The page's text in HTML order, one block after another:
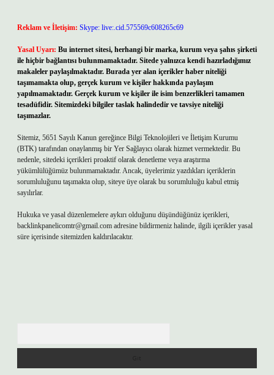
Reklam ve İletişim: Skype: live:.cid.575569c608265c69
Yasal Uyarı: Bu internet sitesi, herhangi bir marka, kurum veya şahıs şirketi
ile hiçbir bağlantısı bulunmamaktadır. Sitede yalnızca kendi hazırladığımız
makaleler paylaşılmaktadır. Burada yer alan içerikler haber niteliği
taşımamakta olup, gerçek kurum ve kişiler hakkında paylaşım
yapılmamaktadır. Gerçek kurum ve kişiler ile isim benzerlikleri tamamen
tesadüfidir. Sitemizdeki bilgiler taslak halindedir ve tavsiye niteliği
taşımazlar.
Sitemiz, 5651 Sayılı Kanun gereğince Bilgi Teknolojileri ve İletişim Kurumu
(BTK) tarafından onaylanmış bir Yer Sağlayıcı olarak hizmet vermektedir. Bu
nedenle, sitedeki içerikleri proaktif olarak denetleme veya araştırma
yükümlülüğümüz bulunmamaktadır. Ancak, üyelerimiz yazdıkları içeriklerin
sorumluluğunu taşımakta olup, siteye üye olarak bu sorumluluğu kabul etmiş
sayılırlar.
Hukuka ve yasal düzenlemelere aykırı olduğunu düşündüğünüz içerikleri,
backlinkpanelicomtr@gmail.com adresine bildirmeniz halinde, ilgili içerikler yasal
süre içerisinde sitemizden kaldırılacaktır.